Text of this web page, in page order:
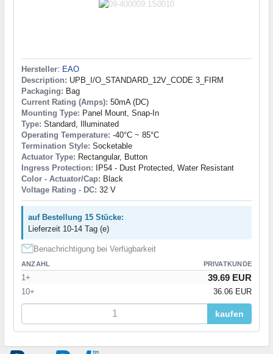
Hersteller: EAO
Description: UPB_I/O_STANDARD_12V_CODE 3_FIRM
Packaging: Bag
Current Rating (Amps): 50mA (DC)
Mounting Type: Panel Mount, Snap-In
Type: Standard, Illuminated
Operating Temperature: -40°C ~ 85°C
Termination Style: Socketable
Actuator Type: Rectangular, Button
Ingress Protection: IP54 - Dust Protected, Water Resistant
Color - Actuator/Cap: Black
Voltage Rating - DC: 32 V
auf Bestellung 15 Stücke:
Lieferzeit 10-14 Tag (e)
Benachrichtigung bei Verfügbarkeit
ANZAHL PRIVATKUNDE
1+ 39.69 EUR
10+ 36.06 EUR
kaufen